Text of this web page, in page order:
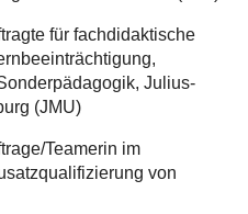
für fachdidaktische
Julius-
(JMU)
Teamerin im
von